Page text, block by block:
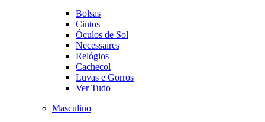
Bolsas
Cintos
Óculos de Sol
Necessaires
Relógios
Cachecol
Luvas e Gorros
Ver Tudo
Masculino